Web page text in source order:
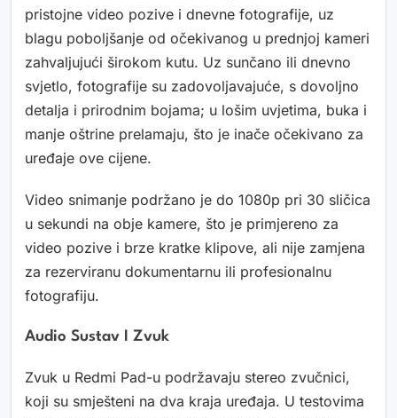
pristojne video pozive i dnevne fotografije, uz
blagu poboljšanje od očekivanog u prednjoj kameri
zahvaljujući širokom kutu. Uz sunčano ili dnevno
svjetlo, fotografije su zadovoljavajuće, s dovoljno
detalja i prirodnim bojama; u lošim uvjetima, buka i
manje oštrine prelamaju, što je inače očekivano za
uređaje ove cijene.
Video snimanje podržano je do 1080p pri 30 sličica
u sekundi na obje kamere, što je primjereno za
video pozive i brze kratke klipove, ali nije zamjena
za rezerviranu dokumentarnu ili profesionalnu
fotografiju.
Audio Sustav I Zvuk
Zvuk u Redmi Pad-u podržavaju stereo zvučnici,
koji su smješteni na dva kraja uređaja. U testovima